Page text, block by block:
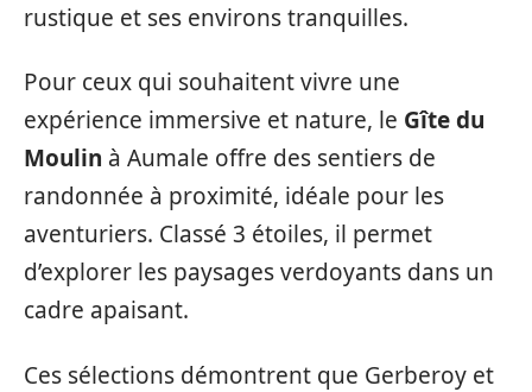
rustique et ses environs tranquilles.
Pour ceux qui souhaitent vivre une
expérience immersive et nature, le Gîte du
Moulin à Aumale offre des sentiers de
randonnée à proximité, idéale pour les
aventuriers. Classé 3 étoiles, il permet
d’explorer les paysages verdoyants dans un
cadre apaisant.
Ces sélections démontrent que Gerberoy et